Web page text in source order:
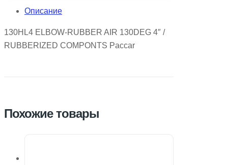
Описание
130HL4 ELBOW-RUBBER AIR 130DEG 4″ /
RUBBERIZED COMPONTS Paccar
Похожие товары